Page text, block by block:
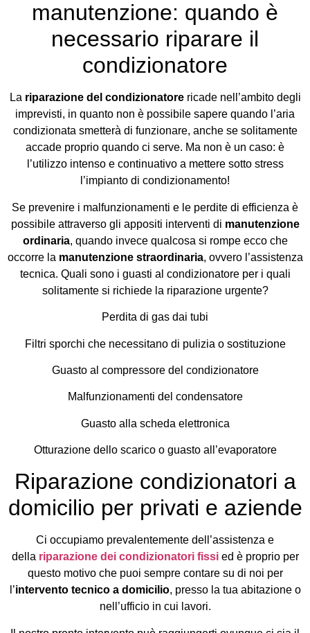
manutenzione: quando è
necessario riparare il
condizionatore
La riparazione del condizionatorericade nell’ambito degli
imprevisti, in quanto non è possibile sapere quando l’aria
condizionata smetterà di funzionare, anche se solitamente
accade proprio quando ci serve. Ma non è un caso: è
l’utilizzo intenso e continuativo a mettere sotto stress
l’impianto di condizionamento!
Se prevenire i malfunzionamenti e le perdite di efficienza è
possibile attraverso gli appositi interventi di manutenzione
ordinaria, quando invece qualcosa si rompe ecco che
occorre la manutenzione straordinaria, ovvero l’assistenza
tecnica. Quali sono i guasti al condizionatore per i quali
solitamente si richiede la riparazione urgente?
Perdita di gas dai tubi
Filtri sporchi che necessitano di pulizia o sostituzione
Guasto al compressore del condizionatore
Malfunzionamenti del condensatore
Guasto alla scheda elettronica
Otturazione dello scarico o guasto all’evaporatore
Riparazione condizionatori a
domicilio per privati e aziende
Ci occupiamo prevalentemente dell’assistenza e
della riparazione dei condizionatori fissi ed è proprio per
questo motivo che puoi sempre contare su di noi per
l’intervento tecnico a domicilio, presso la tua abitazione o
nell’ufficio in cui lavori.